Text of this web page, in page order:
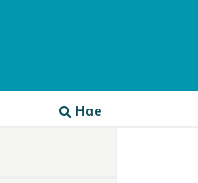
Hae